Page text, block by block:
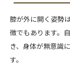
膝が外に開く姿勢
徴でもあります。
き、身体が無意識
す。